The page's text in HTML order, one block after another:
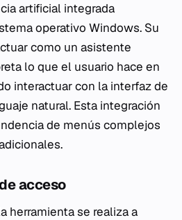
artificial integrada
operativo Windows. Su
como un asistente
lo que el usuario hace en
interactuar con la interfaz de
natural. Esta integración
de menús complejos
acceso
herramienta se realiza a